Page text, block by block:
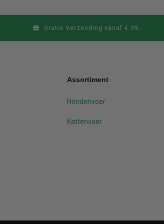
Gratis Verzending vanaf € 39,-
Assortiment
Hondenvoer
Kattenvoer